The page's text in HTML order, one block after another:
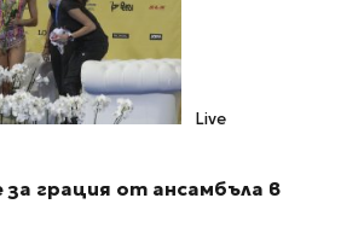
Live
за грация от ансамбъла в